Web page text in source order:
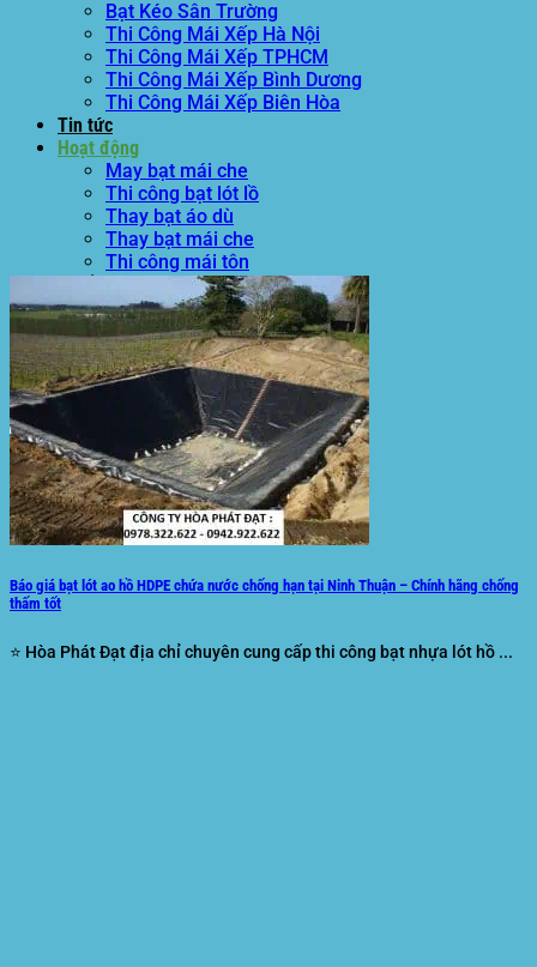
Bạt Kéo Sân Trường
Thi Công Mái Xếp Hà Nội
Thi Công Mái Xếp TPHCM
Thi Công Mái Xếp Bình Dương
Thi Công Mái Xếp Biên Hòa
Tin tức
Hoạt động
May bạt mái che
Thi công bạt lót lồ
Thay bạt áo dù
Thay bạt mái che
Thi công mái tôn
Tuyển Dụng Hòa Phát Đạt
Liên hệ Hòa Phát Đạt
Tìm
kiếm:
Báo giá bạt lót ao hồ HDPE chứa nước chống hạn tại Ninh Thuận – Chính hãng chống
thấm tốt
⭐ Hòa Phát Đạt địa chỉ chuyên cung cấp thi công bạt nhựa lót hồ ...